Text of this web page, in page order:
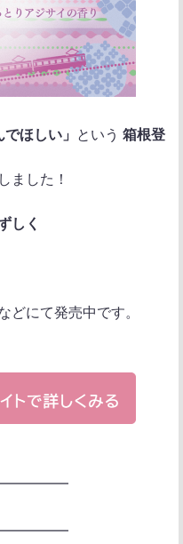
ほしい」 という 箱根登
ました！
しく
どにて発売中です。